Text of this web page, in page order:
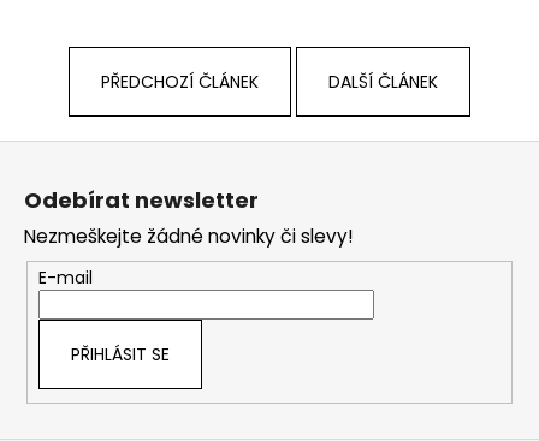
PŘEDCHOZÍ ČLÁNEK DALŠÍ ČLÁNEK
Z
Odebírat newsletter
Nezmeškejte žádné novinky či slevy!
E-mail
PŘIHLÁSIT SE